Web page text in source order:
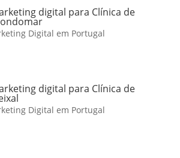
digital para Clínica de
Digital em Portugal
digital para Clínica de
Digital em Portugal